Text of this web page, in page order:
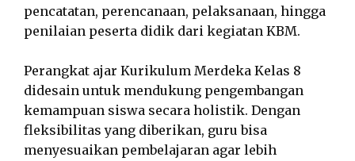
pencatatan, perencanaan, pelaksanaan, hingga
penilaian peserta didik dari kegiatan KBM.
Perangkat ajar Kurikulum Merdeka Kelas 8
didesain untuk mendukung pengembangan
kemampuan siswa secara holistik. Dengan
fleksibilitas yang diberikan, guru bisa
menyesuaikan pembelajaran agar lebih